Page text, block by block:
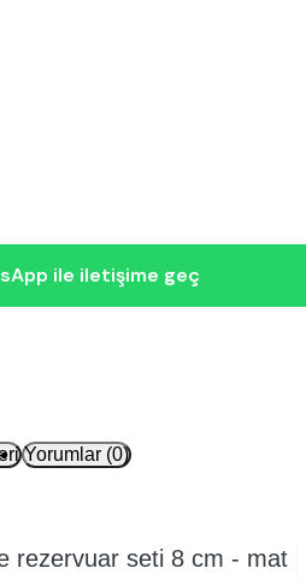
ile iletişime geç
Yorumlar (0)
rezervuar seti 8 cm - mat